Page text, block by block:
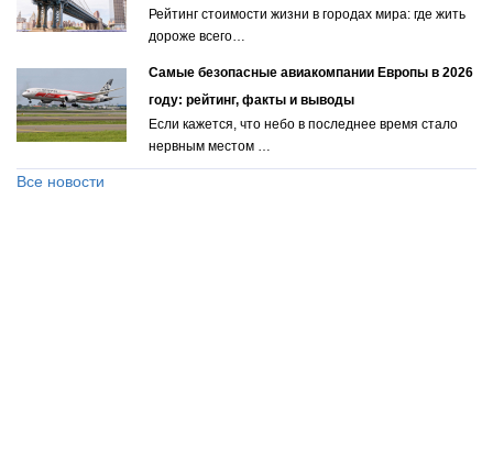
Рейтинг стоимости жизни в городах мира: где жить
дороже всего…
Самые безопасные авиакомпании Европы в 2026
году: рейтинг, факты и выводы
Если кажется, что небо в последнее время стало
нервным местом …
Все новости